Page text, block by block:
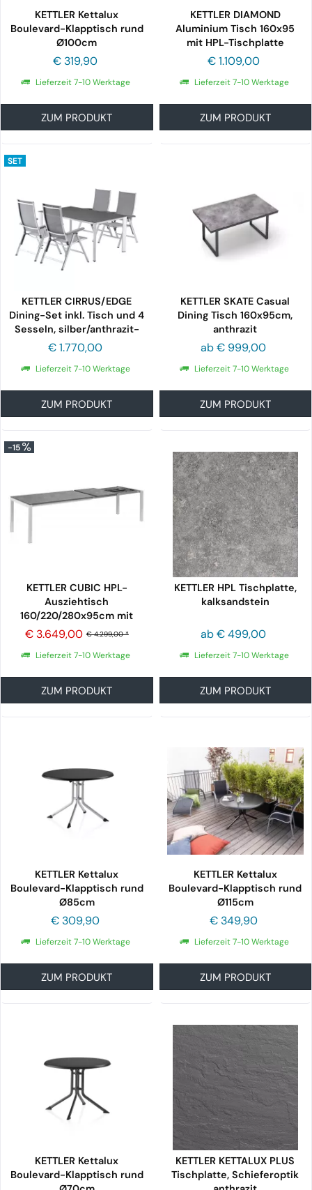
KETTLER Kettalux
Boulevard-Klapptisch rund
Ø100cm
€ 319,90
Lieferzeit 7-10 Werktage
ZUM PRODUKT
KETTLER DIAMOND
Aluminium Tisch 160x95
mit HPL-Tischplatte
€ 1.109,00
Lieferzeit 7-10 Werktage
ZUM PRODUKT
SET
KETTLER CIRRUS/EDGE
Dining-Set inkl. Tisch und 4
Sesseln, silber/anthrazit-
grau
€ 1.770,00
Lieferzeit 7-10 Werktage
ZUM PRODUKT
KETTLER SKATE Casual
Dining Tisch 160x95cm,
anthrazit
ab € 999,00
Lieferzeit 7-10 Werktage
ZUM PRODUKT
-15
KETTLER CUBIC HPL-
Ausziehtisch
160/220/280x95cm mit
Butterfly, silber/anthrazit
€ 4.299,00 *
€ 3.649,00
Lieferzeit 7-10 Werktage
ZUM PRODUKT
KETTLER HPL Tischplatte,
kalksandstein
ab € 499,00
Lieferzeit 7-10 Werktage
ZUM PRODUKT
KETTLER Kettalux
Boulevard-Klapptisch rund
Ø85cm
€ 309,90
Lieferzeit 7-10 Werktage
ZUM PRODUKT
KETTLER Kettalux
Boulevard-Klapptisch rund
Ø115cm
€ 349,90
Lieferzeit 7-10 Werktage
ZUM PRODUKT
KETTLER Kettalux
Boulevard-Klapptisch rund
KETTLER KETTALUX PLUS
Tischplatte, Schieferoptik